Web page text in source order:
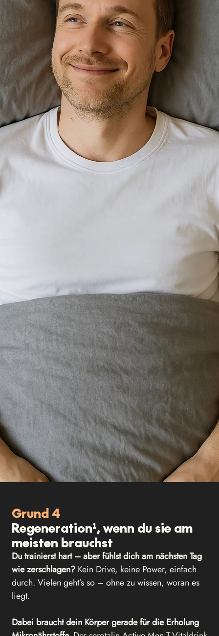
Grund 4
Regeneration¹, wenn du sie am
meisten brauchst
Du trainierst hart – aber fühlst dich am nächsten Tag
wie zerschlagen? Kein Drive, keine Power, einfach
durch. Vielen geht’s so – ohne zu wissen, woran es
liegt.
Dabei braucht dein Körper gerade für die Erholung